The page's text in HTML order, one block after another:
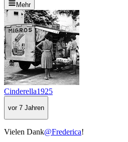
Mehr
Cinderella1925
vor 7 Jahren
Vielen Dank@Frederica!